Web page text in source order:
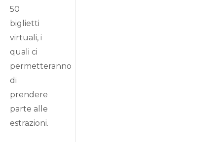
50
biglietti
virtuali, i
quali ci
permetteranno
di
prendere
parte alle
estrazioni.